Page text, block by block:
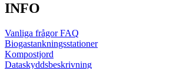
INFO
Vanliga frågor FAQ
Biogastankningsstationer
Kompostjord
Dataskyddsbeskrivning